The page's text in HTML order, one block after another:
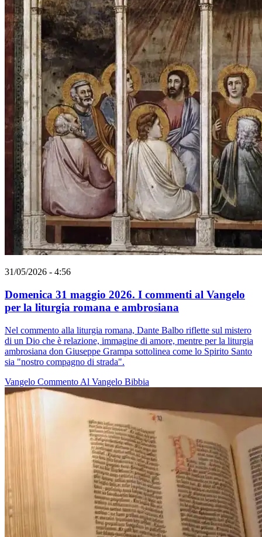
31/05/2026 - 4:56
Domenica 31 maggio 2026. I commenti al Vangelo
per la liturgia romana e ambrosiana
Nel commento alla liturgia romana, Dante Balbo riflette sul mistero
di un Dio che è relazione, immagine di amore, mentre per la liturgia
ambrosiana don Giuseppe Grampa sottolinea come lo Spirito Santo
sia "nostro compagno di strada".
Vangelo Commento Al Vangelo Bibbia